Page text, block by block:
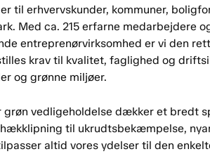
til erhvervskunder, kommuner,
Med ca. 215 erfarne medarbejdere
entreprenørvirksomhed er vi den
krav til kvalitet, faglighed og
og grønne miljøer.
grøn vedligeholdelse dækker et bredt
til ukrudtsbekæmpelse,
altid vores ydelser til den